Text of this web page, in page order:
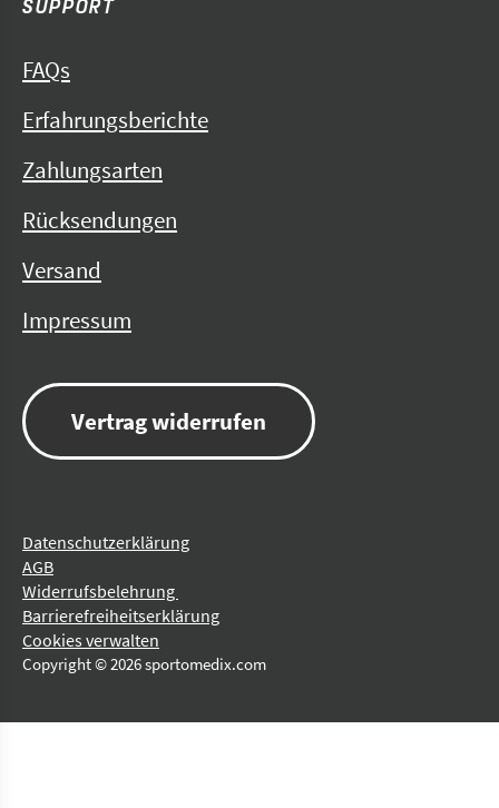
P
P
l
SUPPORT
FAQs
Erfahrungsberichte
Zahlungsarten
Rücksendungen
Versand
Impressum
Vertrag widerrufen
Datenschutzerklärung
AGB
Widerrufsbelehrung
Barrierefreiheitserklärung
Cookies verwalten
Copyright © 2026 sportomedix.com